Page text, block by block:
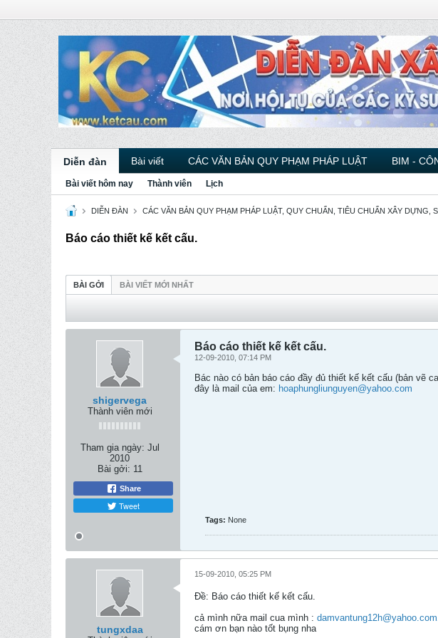
Diễn đàn Bài viết CÁC VĂN BẢN QUY PHẠM PHÁP LUẬT BIM -
Bài viết hôm nay Thành viên Lịch
DIỄN ĐÀN CÁC VĂN BẢN QUY PHẠM PHÁP LUẬT, QUY CHUẨN, TIÊU CHUẨN XÂY DỰNG,
Báo cáo thiết kế kết cấu.
BÀI GỞI BÀI VIẾT MỚI NHẤT
shigervega
Thành viên mới
Tham gia ngày: Jul
2010
Bài gởi: 11
Share
Tweet
Báo cáo thiết kế kết cấu.
12-09-2010, 07:14 PM
Bác nào có bản báo cáo đầy đủ thiết kế kết cấu (bản vẽ
đây là mail của em: hoaphungliunguyen@yahoo.com
Tags: None
tungxdaa
15-09-2010, 05:25 PM
Ðề: Báo cáo thiết kế kết cấu.
cả mình nữa mail cua mình :
cám ơn bạn nào tốt bụng nha